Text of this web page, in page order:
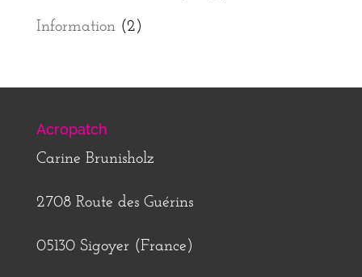
Information(2)
Acropatch
Carine Brunisholz
2708 Route des Guérins
05130 Sigoyer (France)